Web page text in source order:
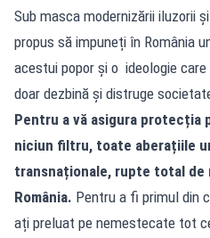
Sub masca modernizării iluzorii
propus să impuneți în România
acestui popor și o ideologie
doar dezbină și distruge
Pentru a vă asigura protecția
niciun filtru, toate aberațiile
transnaționale, rupte total de
România. Pentru a fi primul din
ați preluat pe nemestecate tot